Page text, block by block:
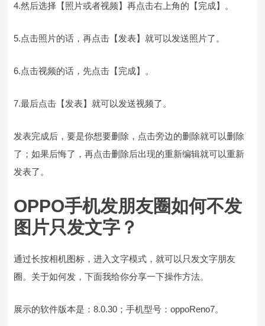
4.然后选择【照片或者视频】再点击右上角的【完成】。
5.点击照片的话，再点击【发表】就可以发送照片了。
6.点击视频的话，先点击【完成】。
7.最后点击【发表】就可以发送视频了。
发表完成后，要是你想要删除，点击旁边的删除就可以删除
了；如果后悔了，再点击删除后出现的重新编辑就可以重新
发表了。
OPPO手机发朋友圈如何不发
图片只发文字？
通过长按相机图标，进入文字模式，就可以只发文字朋友
圈。关于如何发，下面我给你分享一下操作方法。
展示的软件版本是：8.0.30；手机型号：oppoReno7。